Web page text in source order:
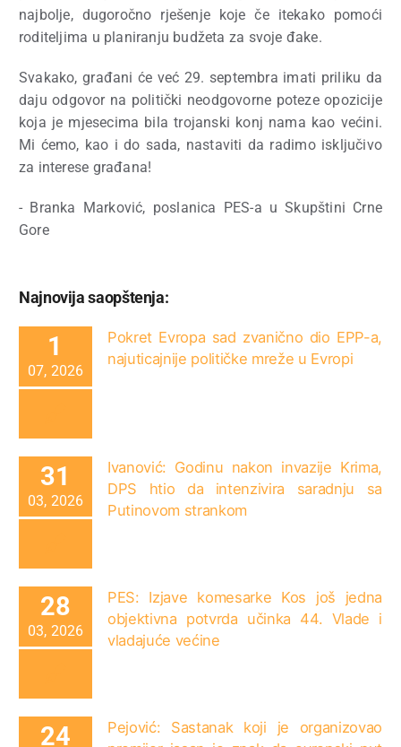
najbolje, dugoročno rješenje koje če itekako pomoći
roditeljima u planiranju budžeta za svoje đake.
Svakako, građani će već 29. septembra imati priliku da
daju odgovor na politički neodgovorne poteze opozicije
koja je mjesecima bila trojanski konj nama kao većini.
Mi ćemo, kao i do sada, nastaviti da radimo isključivo
za interese građana!
- Branka Marković, poslanica PES-a u Skupštini Crne
Gore
Najnovija saopštenja:
1
07, 2026
Pokret Evropa sad zvanično dio EPP-a,
najuticajnije političke mreže u Evropi
31
03, 2026
Ivanović: Godinu nakon invazije Krima,
DPS htio da intenzivira saradnju sa
Putinovom strankom
28
03, 2026
PES: Izjave komesarke Kos još jedna
objektivna potvrda učinka 44. Vlade i
vladajuće većine
24
Pejović: Sastanak koji je organizovao